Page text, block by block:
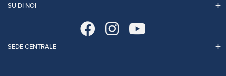
SU DI NOI
SEDE CENTRALE